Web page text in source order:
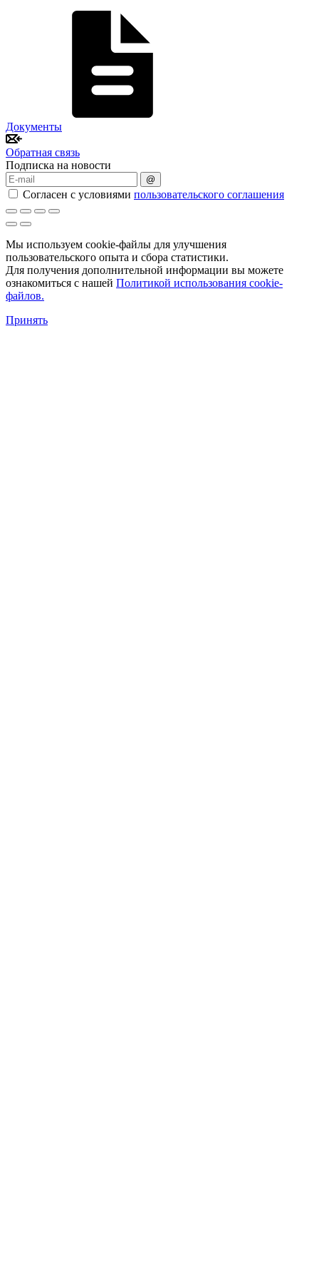
Документы
Обратная связь
Подписка на новости
@
Согласен с условиями пользовательского соглашения
Мы используем cookie-файлы для улучшения
пользовательского опыта и сбора статистики.
Для получения дополнительной информации вы можете
ознакомиться с нашей Политикой использования cookie-
файлов.
Принять